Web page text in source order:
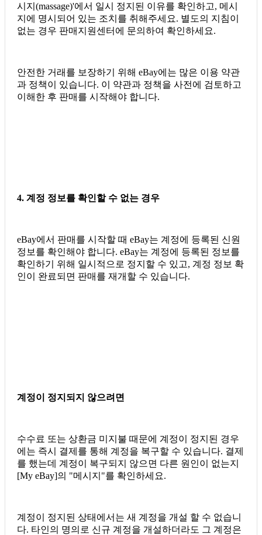
시지(massage)'에서 일시 정지된 이유를 확인하고, 메시
지에 명시되어 있는 조치를 취해주세요. 별도의 지침이
없는 경우 판매지원센터에 문의하여 확인하세요.
안전한 거래를 보장하기 위해 eBay에는 많은 이용 약관
과 정책이 있습니다. 이 약관과 정책을 사전에 검토하고
이해한 후 판매를 시작해야 합니다.
4. 계정 정보를 확인할 수 없는 경우
eBay에서 판매를 시작할 때 eBay는 계정에 등록된 신원
정보를 확인해야 합니다. eBay는 계정에 등록된 정보를
확인하기 위해 일시적으로 정지할 수 있고, 계정 정보 확
인이 완료되면 판매를 재개할 수 있습니다.
계정이 정지되지 않으려면
수수료 또는 상환금 미지불 때문에 계정이 정지된 경우
에는 즉시 결제를 통해 계정을 복구할 수 있습니다. 결제
를 했는데 계정이 복구되지 않으면 다른 원인이 없는지
[My eBay]의 "메시지"를 확인하세요.
계정이 정지된 상태에서는 새 계정을 개설 할 수 없습니
다. 타인의 명의로 신규 계정을 개설하더라도 그 계정은